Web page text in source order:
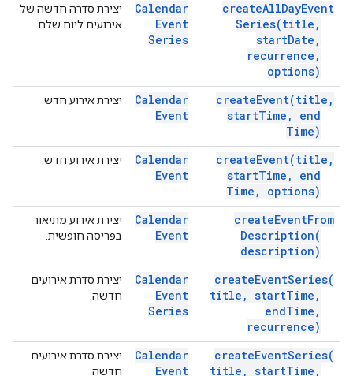
createAllDayEvent
Series(title ,
startDate ,
recurrence ,
options)
Calendar
Event
Series
יצירת סדרה חדשה של
אירועים ליום שלם.
createEvent(title ,
startTime ,
end
Time)
Calendar
Event
יצירת אירוע חדש.
createEvent(title ,
startTime ,
end
Time , options)
Calendar
Event
יצירת אירוע חדש.
createEventFrom
Description(
description)
Calendar
Event
יצירת אירוע מתיאור
בפריסה חופשית.
createEventSeries(
title , startTime ,
endTime ,
recurrence)
Calendar
Event
Series
יצירת סדרת אירועים
חדשה.
createEventSeries(
title , startTime ,
Calendar
Event
יצירת סדרת אירועים
חדשה.